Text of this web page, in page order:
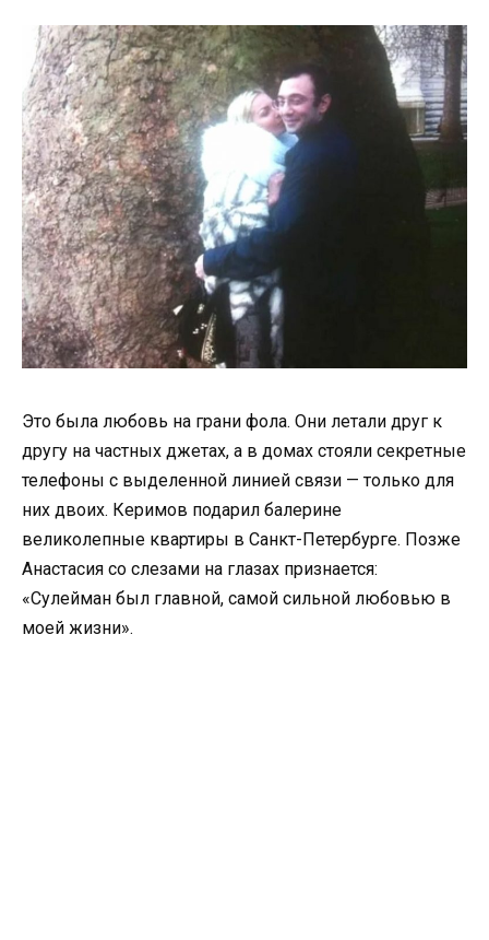
Это была любовь на грани фола. Они летали друг к
другу на частных джетах, а в домах стояли секретные
телефоны с выделенной линией связи — только для
них двоих. Керимов подарил балерине
великолепные квартиры в Санкт-Петербурге. Позже
Анастасия со слезами на глазах признается:
«Сулейман был главной, самой сильной любовью в
моей жизни».